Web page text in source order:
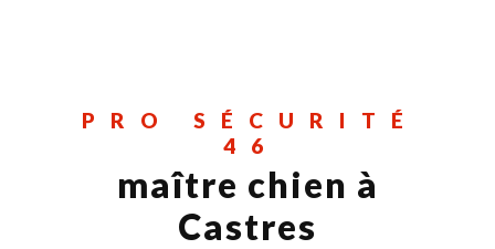
PRO SÉCURITÉ
46
maître chien à
Castres